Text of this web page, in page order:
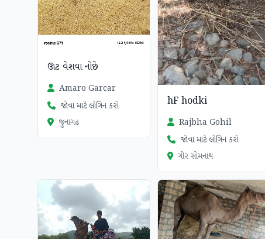
ઊટ વેશવા નોછે
Amaro Garcar
જોવા માટે લોગિન કરો
જુનાગઢ
hF hodki
Rajbha Gohil
જોવા માટે લોગિન કરો
ગીર સોમનાથ